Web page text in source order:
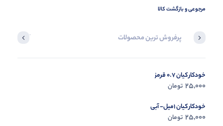
مرجوعی و بازگشت کالا
پرفروش ترین محصولات آخرین
خودکار کیان 0.7 قرمز
25,000 تومان
خودکار کیان 1میل- آبی
25,000 تومان